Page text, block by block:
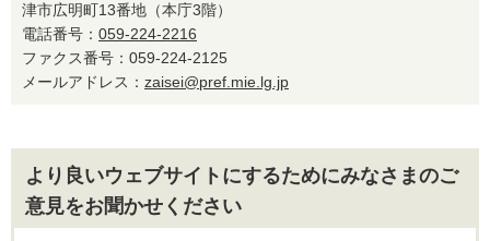
津市広明町13番地（本庁3階）
電話番号： 059-224-2216
ファクス番号：059-224-2125
メールアドレス： zaisei@pref.mie.lg.jp
より良いウェブサイトにするためにみなさまのご
意見をお聞かせください